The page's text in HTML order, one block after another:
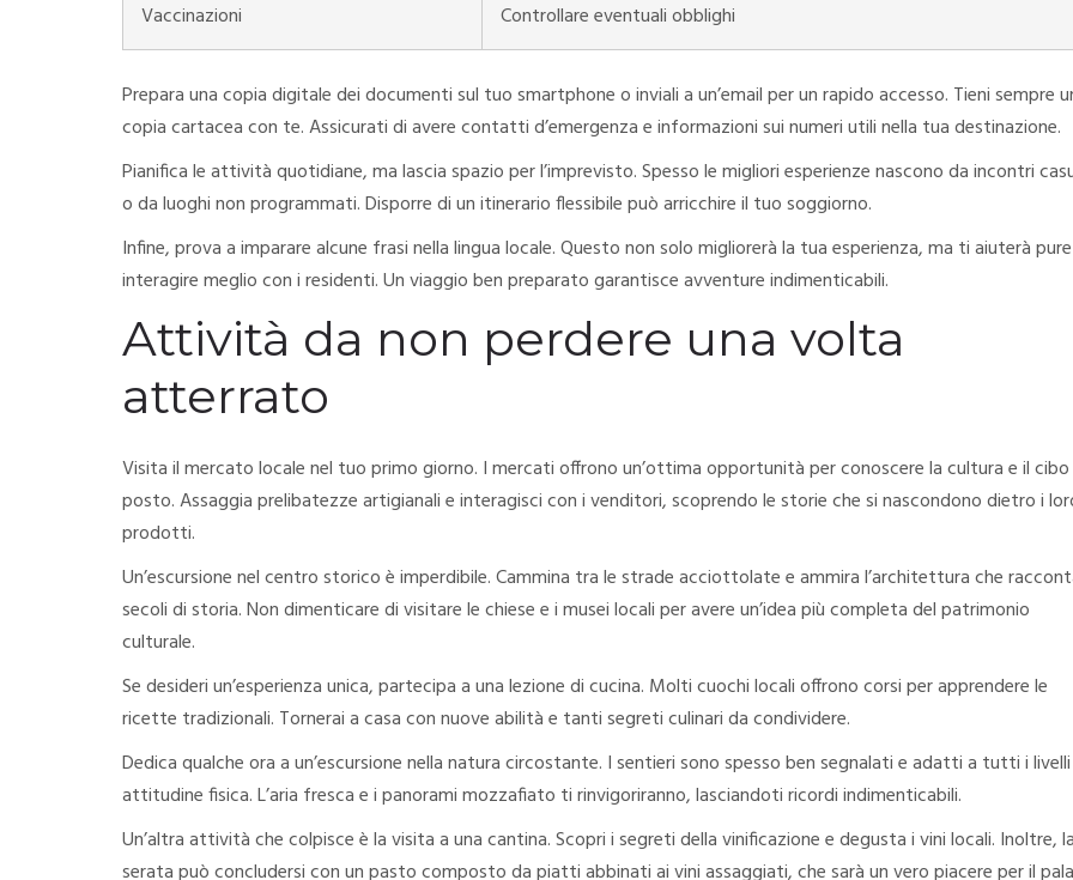
Vaccinazioni Controllare eventuali obblighi
Prepara una copia digitale dei documenti sul tuo smartphone o inviali a un’email per un rapido accesso. Tieni sempre
copia cartacea con te. Assicurati di avere contatti d’emergenza e informazioni sui numeri utili nella tua destinazione.
Pianifica le attività quotidiane, ma lascia spazio per l’imprevisto. Spesso le migliori esperienze nascono da incontri
o da luoghi non programmati. Disporre di un itinerario flessibile può arricchire il tuo soggiorno.
Infine, prova a imparare alcune frasi nella lingua locale. Questo non solo migliorerà la tua esperienza, ma ti aiuterà
interagire meglio con i residenti. Un viaggio ben preparato garantisce avventure indimenticabili.
Attività da non perdere una volta
atterrato
Visita il mercato locale nel tuo primo giorno. I mercati offrono un’ottima opportunità per conoscere la cultura e il
posto. Assaggia prelibatezze artigianali e interagisci con i venditori, scoprendo le storie che si nascondono dietro i
prodotti.
Un’escursione nel centro storico è imperdibile. Cammina tra le strade acciottolate e ammira l’architettura che
secoli di storia. Non dimenticare di visitare le chiese e i musei locali per avere un’idea più completa del patrimonio
culturale.
Se desideri un’esperienza unica, partecipa a una lezione di cucina. Molti cuochi locali offrono corsi per apprendere le
ricette tradizionali. Tornerai a casa con nuove abilità e tanti segreti culinari da condividere.
Dedica qualche ora a un’escursione nella natura circostante. I sentieri sono spesso ben segnalati e adatti a tutti i
attitudine fisica. L’aria fresca e i panorami mozzafiato ti rinvigoriranno, lasciandoti ricordi indimenticabili.
Un’altra attività che colpisce è la visita a una cantina. Scopri i segreti della vinificazione e degusta i vini locali. Inoltre,
serata può concludersi con un pasto composto da piatti abbinati ai vini assaggiati, che sarà un vero piacere per il